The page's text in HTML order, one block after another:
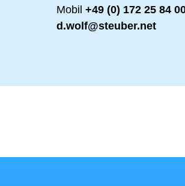
Mobil +49 (0) 172 25 84
d.wolf@steuber.net